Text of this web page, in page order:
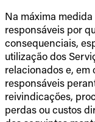
Na máxima
responsáveis por
consequenciais,
utilização dos
relacionados e,
responsáveis
reivindicações,
perdas ou custos